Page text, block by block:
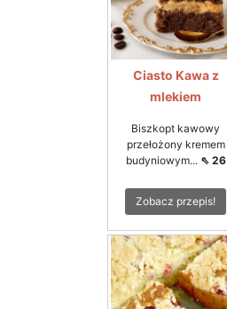
Ciasto Kawa z
mlekiem
Biszkopt kawowy
przełożony kremem
budyniowym... ⇖ 26
Zobacz przepis!